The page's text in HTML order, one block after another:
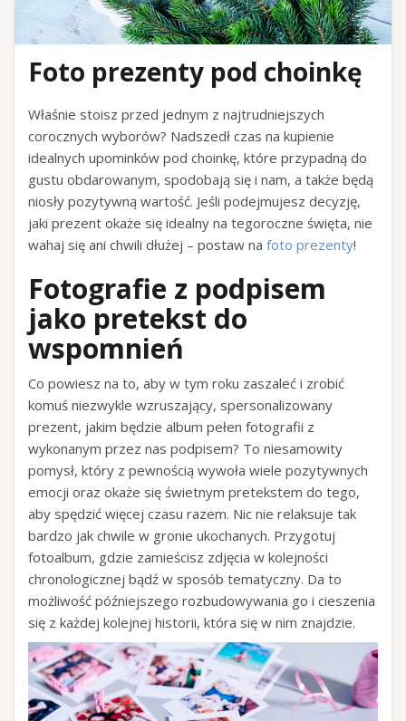
Foto prezenty pod choinkę
Właśnie stoisz przed jednym z najtrudniejszych
corocznych wyborów? Nadszedł czas na kupienie
idealnych upominków pod choinkę, które przypadną do
gustu obdarowanym, spodobają się i nam, a także będą
niosły pozytywną wartość. Jeśli podejmujesz decyzję,
jaki prezent okaże się idealny na tegoroczne święta, nie
wahaj się ani chwili dłużej – postaw na foto prezenty!
Fotografie z podpisem
jako pretekst do
wspomnień
Co powiesz na to, aby w tym roku zaszaleć i zrobić
komuś niezwykle wzruszający, spersonalizowany
prezent, jakim będzie album pełen fotografii z
wykonanym przez nas podpisem? To niesamowity
pomysł, który z pewnością wywoła wiele pozytywnych
emocji oraz okaże się świetnym pretekstem do tego,
aby spędzić więcej czasu razem. Nic nie relaksuje tak
bardzo jak chwile w gronie ukochanych. Przygotuj
fotoalbum, gdzie zamieścisz zdjęcia w kolejności
chronologicznej bądź w sposób tematyczny. Da to
możliwość późniejszego rozbudowywania go i cieszenia
się z każdej kolejnej historii, która się w nim znajdzie.